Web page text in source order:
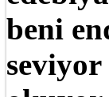
beni